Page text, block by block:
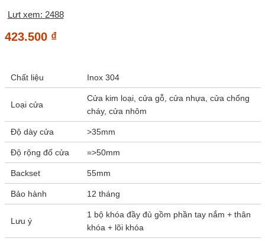
Lưt xem: 2488
423.500 ₫
Chất liệu Inox 304
Loại cửa
Cửa kim loại, cửa gỗ, cửa nhựa, cửa chống
cháy, cửa nhôm
Độ dày cửa >35mm
Độ rộng đố cửa =>50mm
Backset 55mm
Bảo hành 12 tháng
Lưu ý
1 bộ khóa đầy đủ gồm phần tay nắm + thân
khóa + lõi khóa